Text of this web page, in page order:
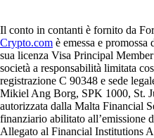
Il conto in contanti è fornito da
Crypto.com è emessa e
sua licenza Visa Principal
società a responsabilità limitata
registrazione C 90348 e sede
Mikiel Ang Borg, SPK 1000, St.
autorizzata dalla Malta Financial
finanziario abilitato all’emissione
Allegato al Financial Institutions